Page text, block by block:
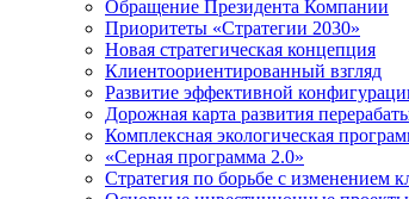
Обращение Президента Компании
Приоритеты «Стратегии 2030»
Новая стратегическая концепция
Клиентоориентированный взгляд
Развитие эффективной
Дорожная карта развития
Комплексная экологическая
«Серная программа 2.0»
Стратегия по борьбе с изменением